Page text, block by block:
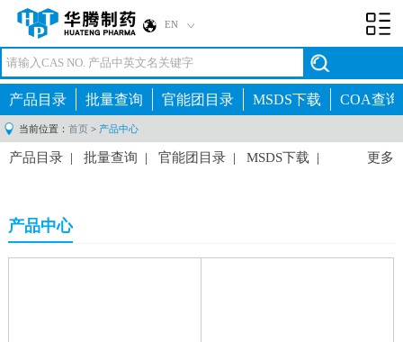
EN
产品目录 批量查询 官能团目录 MSDS下载 COA查询
当前位置： 首页 > 产品中心
更多
产品目录 | 批量查询 | 官能团目录 | MSDS下载 |
产品中心